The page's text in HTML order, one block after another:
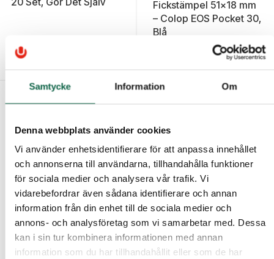
Samtycke Information Om
Denna webbplats använder cookies
Vi använder enhetsidentifierare för att anpassa innehållet
och annonserna till användarna, tillhandahålla funktioner
för sociala medier och analysera vår trafik. Vi
vidarebefordrar även sådana identifierare och annan
information från din enhet till de sociala medier och
annons- och analysföretag som vi samarbetar med. Dessa
kan i sin tur kombinera informationen med annan
information som du har tillhandahållit eller som de har
85,00 kr
Fickstämpel 51x18 mm
– Colop EOS Pocket 30,
Blå
1006915 Colop
Fickstämpel 51x18 mm
– Colop EOS Pocket 30,
1006913 Colop
Fickstämpel 51x18 mm
– Colop EOS Pocket 30,